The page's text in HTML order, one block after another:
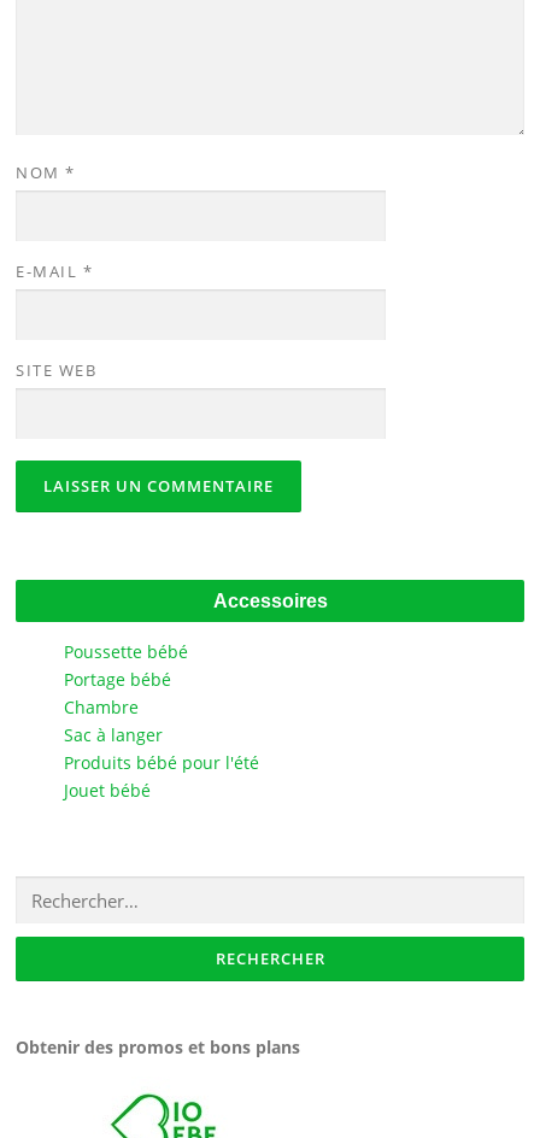
NOM*
E-MAIL *
SITE WEB
Accessoires
Poussette bébé
Portage bébé
Chambre
Sac à langer
Produits bébé pour l'été
Jouet bébé
Rechercher :
Obtenir des promos et bons plans